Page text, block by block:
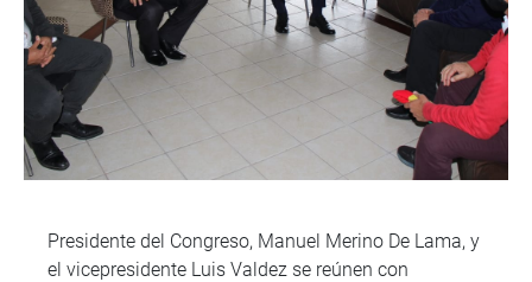
Presidente del Congreso, Manuel Merino De Lama, y
el vicepresidente Luis Valdez se reúnen con